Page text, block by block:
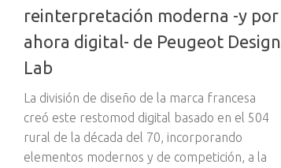
reinterpretación moderna -y por
ahora digital- de Peugeot Design
Lab
La división de diseño de la marca francesa
creó este restomod digital basado en el 504
rural de la década del 70, incorporando
elementos modernos y de competición, a la